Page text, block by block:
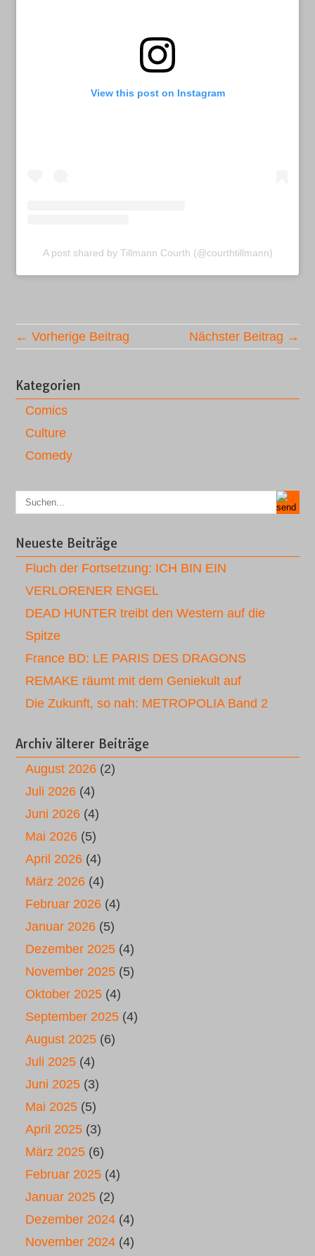
View this post on Instagram
A post shared by Tillmann Courth (@courthtillmann)
← Vorherige Beitrag Nächster Beitrag →
Kategorien
Comics
Culture
Comedy
Neueste Beiträge
Fluch der Fortsetzung: ICH BIN EIN
VERLORENER ENGEL
DEAD HUNTER treibt den Western auf die
Spitze
France BD: LE PARIS DES DRAGONS
REMAKE räumt mit dem Geniekult auf
Die Zukunft, so nah: METROPOLIA Band 2
Archiv älterer Beiträge
August 2026 (2)
Juli 2026 (4)
Juni 2026 (4)
Mai 2026 (5)
April 2026 (4)
März 2026 (4)
Februar 2026 (4)
Januar 2026 (5)
Dezember 2025 (4)
November 2025 (5)
Oktober 2025 (4)
September 2025 (4)
August 2025 (6)
Juli 2025 (4)
Juni 2025 (3)
Mai 2025 (5)
April 2025 (3)
März 2025 (6)
Februar 2025 (4)
Januar 2025 (2)
Dezember 2024 (4)
November 2024 (4)